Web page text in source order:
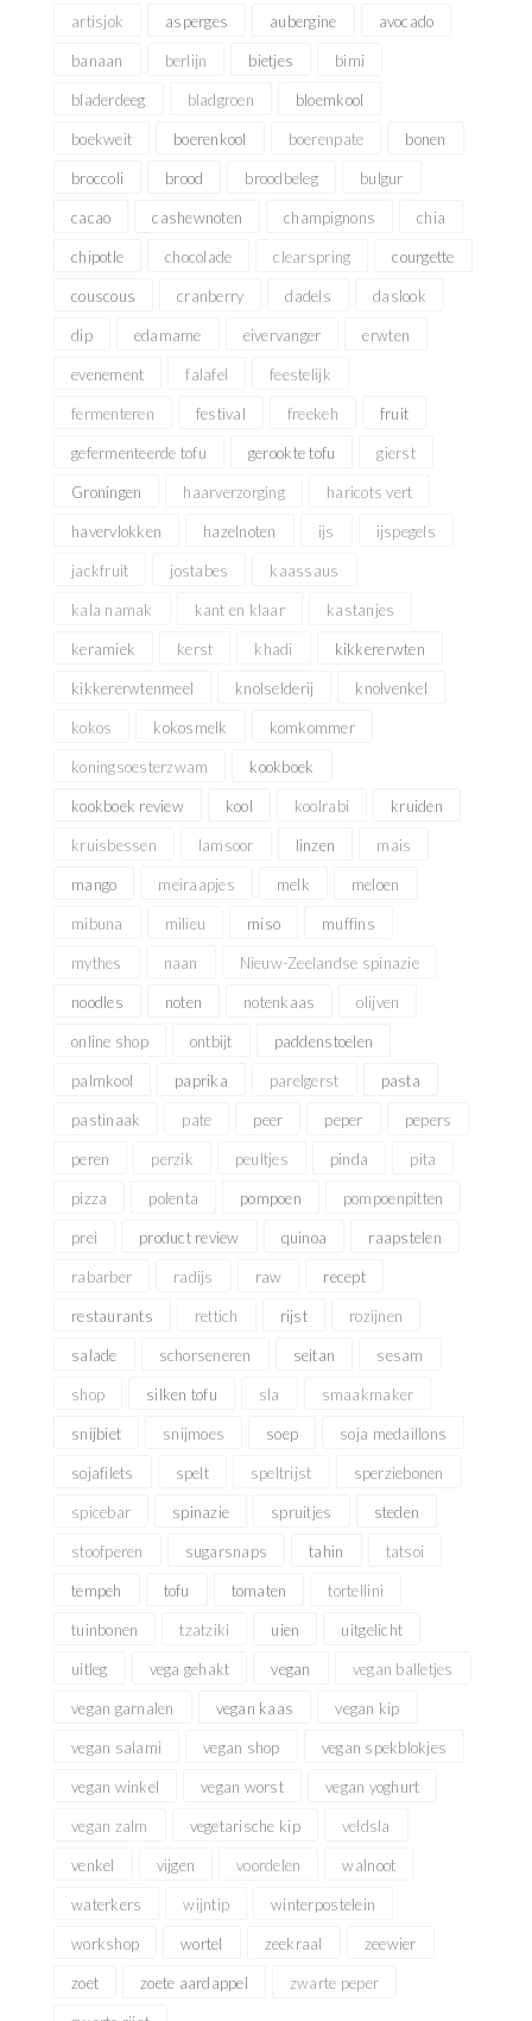
artisjok asperges aubergine avocado
banaan berlijn bietjes bimi
bladerdeeg bladgroen bloemkool
boekweit boerenkool boerenpate bonen
broccoli brood broodbeleg bulgur
cacao cashewnoten champignons chia
chipotle chocolade clearspring courgette
couscous cranberry dadels daslook
dip edamame eivervanger erwten
evenement falafel feestelijk
fermenteren festival freekeh fruit
gefermenteerde tofu gerookte tofu gierst
Groningen haarverzorging haricots vert
havervlokken hazelnoten ijs ijspegels
jackfruit jostabes kaassaus
kala namak kant en klaar kastanjes
keramiek kerst khadi kikkererwten
kikkererwtenmeel knolselderij knolvenkel
kokos kokosmelk komkommer
koningsoesterzwam kookboek
kookboek review kool koolrabi kruiden
kruisbessen lamsoor linzen mais
mango meiraapjes melk meloen
mibuna milieu miso muffins
mythes naan Nieuw-Zeelandse spinazie
noodles noten notenkaas olijven
online shop ontbijt paddenstoelen
palmkool paprika parelgerst pasta
pastinaak pate peer peper pepers
peren perzik peultjes pinda pita
pizza polenta pompoen pompoenpitten
prei product review quinoa raapstelen
rabarber radijs raw recept
restaurants rettich rijst rozijnen
salade schorseneren seitan sesam
shop silken tofu sla smaakmaker
snijbiet snijmoes soep soja medaillons
sojafilets spelt speltrijst sperziebonen
spicebar spinazie spruitjes steden
stoofperen sugarsnaps tahin tatsoi
tempeh tofu tomaten tortellini
tuinbonen tzatziki uien uitgelicht
uitleg vega gehakt vegan vegan balletjes
vegan garnalen vegan kaas vegan kip
vegan salami vegan shop vegan spekblokjes
vegan winkel vegan worst vegan yoghurt
vegan zalm vegetarische kip veldsla
venkel vijgen voordelen walnoot
waterkers wijntip winterpostelein
workshop wortel zeekraal zeewier
zoet zoete aardappel zwarte peper